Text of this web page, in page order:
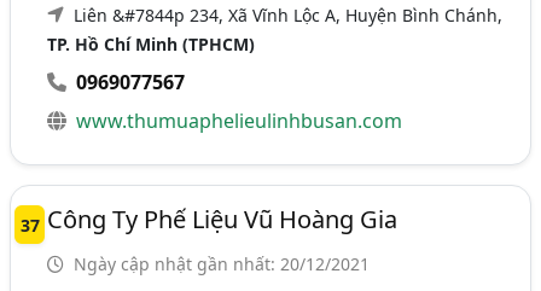
Liên &#7844p 234, Xã Vĩnh Lộc A, Huyện Bình Chánh,
TP. Hồ Chí Minh (TPHCM)
0969077567
www.thumuaphelieulinhbusan.com
37 Công Ty Phế Liệu Vũ Hoàng Gia
Ngày cập nhật gần nhất: 20/12/2021